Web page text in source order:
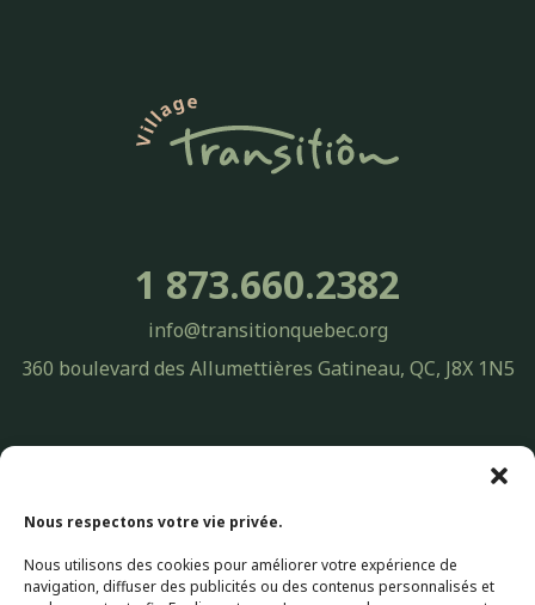
Nous respectons votre vie privée.
Nous utilisons des cookies pour améliorer votre expérience de
navigation, diffuser des publicités ou des contenus personnalisés et
1 873.660.2382
info@transitionquebec.org
360 boulevard des Allumettières Gatineau, QC, J8X 1N5
© 2026 Transitiôn. Tous droits réservés.
Conception Web par Selectrum Communications
Web Marketing | SEO Référencement parAgence Pop Inc